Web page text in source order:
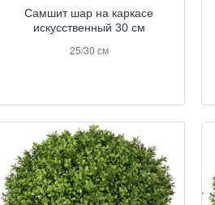
Самшит шар на каркасе
искусственный 30 см
25/30 см